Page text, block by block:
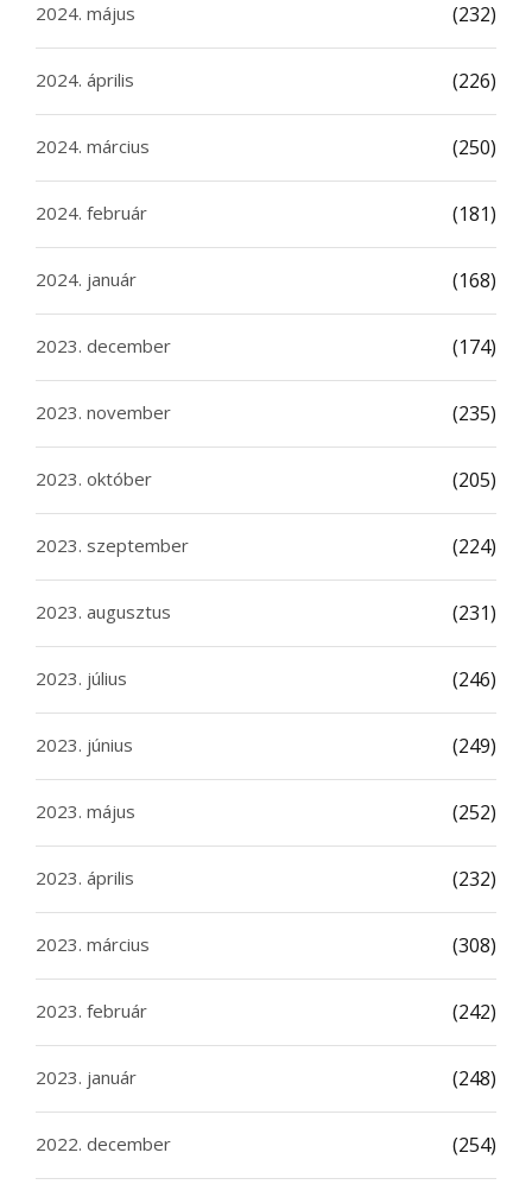
2024. május (232)
2024. április (226)
2024. március (250)
2024. február (181)
2024. január (168)
2023. december (174)
2023. november (235)
2023. október (205)
2023. szeptember (224)
2023. augusztus (231)
2023. július (246)
2023. június (249)
2023. május (252)
2023. április (232)
2023. március (308)
2023. február (242)
2023. január (248)
2022. december (254)